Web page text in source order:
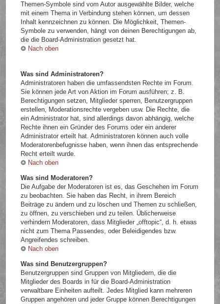
Themen-Symbole sind vom Autor ausgewählte Bilder, welche
mit einem Thema in Verbindung stehen können, um dessen
Inhalt kennzeichnen zu können. Die Möglichkeit, Themen-
Symbole zu verwenden, hängt von deinen Berechtigungen ab,
die die Board-Administration gesetzt hat.
Nach oben
Was sind Administratoren?
Administratoren haben die umfassendsten Rechte im Forum.
Sie können jede Art von Aktion im Forum ausführen; z. B.
Berechtigungen setzen, Mitglieder sperren, Benutzergruppen
erstellen, Moderationsrechte vergeben usw. Die Rechte, die
ein Administrator hat, sind allerdings davon abhängig, welche
Rechte ihnen ein Gründer des Forums oder ein anderer
Administrator erteilt hat. Administratoren können auch volle
Moderatorenbefugnisse haben, wenn ihnen das entsprechende
Recht erteilt wurde.
Nach oben
Was sind Moderatoren?
Die Aufgabe der Moderatoren ist es, das Geschehen im Forum
zu beobachten. Sie haben das Recht, in ihrem Bereich
Beiträge zu ändern und zu löschen und Themen zu schließen,
zu öffnen, zu verschieben und zu teilen. Üblicherweise
verhindern Moderatoren, dass Mitglieder „offtopic“, d. h. etwas
nicht zum Thema Passendes, oder Beleidigendes bzw.
Angreifendes schreiben.
Nach oben
Was sind Benutzergruppen?
Benutzergruppen sind Gruppen von Mitgliedern, die die
Mitglieder des Boards in für die Board-Administration
verwaltbare Einheiten aufteilt. Jedes Mitglied kann mehreren
Gruppen angehören und jeder Gruppe können Berechtigungen